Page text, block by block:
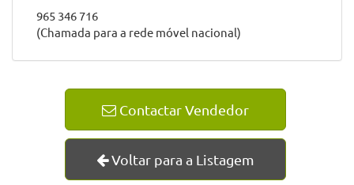
965 346 716
(Chamada para a rede móvel nacional)
Contactar Vendedor
Voltar para a Listagem